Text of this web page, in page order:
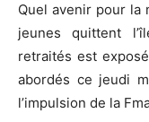
Quel avenir pour la
jeunes quittent
retraités est
abordés ce jeudi
l’impulsion de la